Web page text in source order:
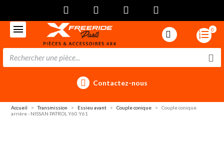
0
Contactez-nous
Accueil Transmission Essieu avant Couple conique
Couple conique
arrière - NISSAN PATROL Y60 Y61